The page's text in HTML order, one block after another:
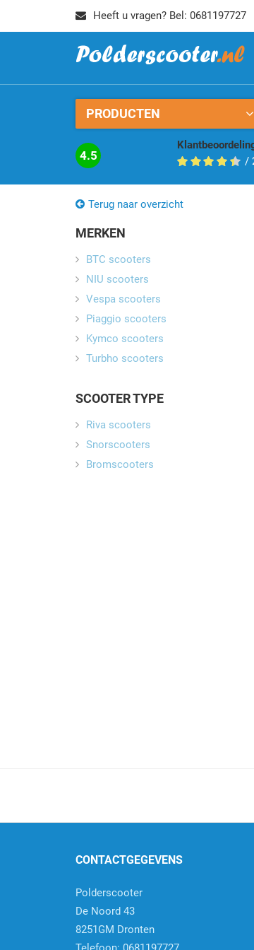
Heeft u vragen? Bel: 0681197727
PRODUCTEN
4.5
/
Terug naar overzicht
MERKEN
BTC scooters
NIU scooters
Vespa scooters
Piaggio scooters
Kymco scooters
Turbho scooters
SCOOTER TYPE
Riva scooters
Snorscooters
Bromscooters
CONTACTGEGEVENS
Polderscooter
De Noord 43
8251GM Dronten